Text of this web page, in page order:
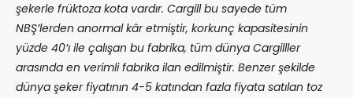
şekerle früktoza kota vardır. Cargill bu sayede tüm
NBŞ’lerden anormal kâr etmiştir, korkunç kapasitesinin
yüzde 40’ı ile çalışan bu fabrika, tüm dünya Cargilller
arasında en verimli fabrika ilan edilmiştir. Benzer şekilde
dünya şeker fiyatının 4-5 katından fazla fiyata satılan toz